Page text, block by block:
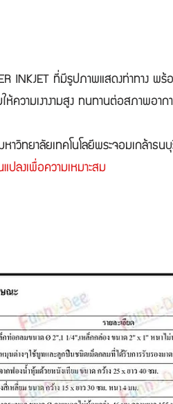
INKJET ที่มีรูปภาพแสดงท่าทาง พร้
ามเงางามสูง ทนทานต่อสภาพอากา
วิทยาลัยเทคโนโลยีพระจอมเกล้าธ
ปลงเพื่อความเหมาะสม